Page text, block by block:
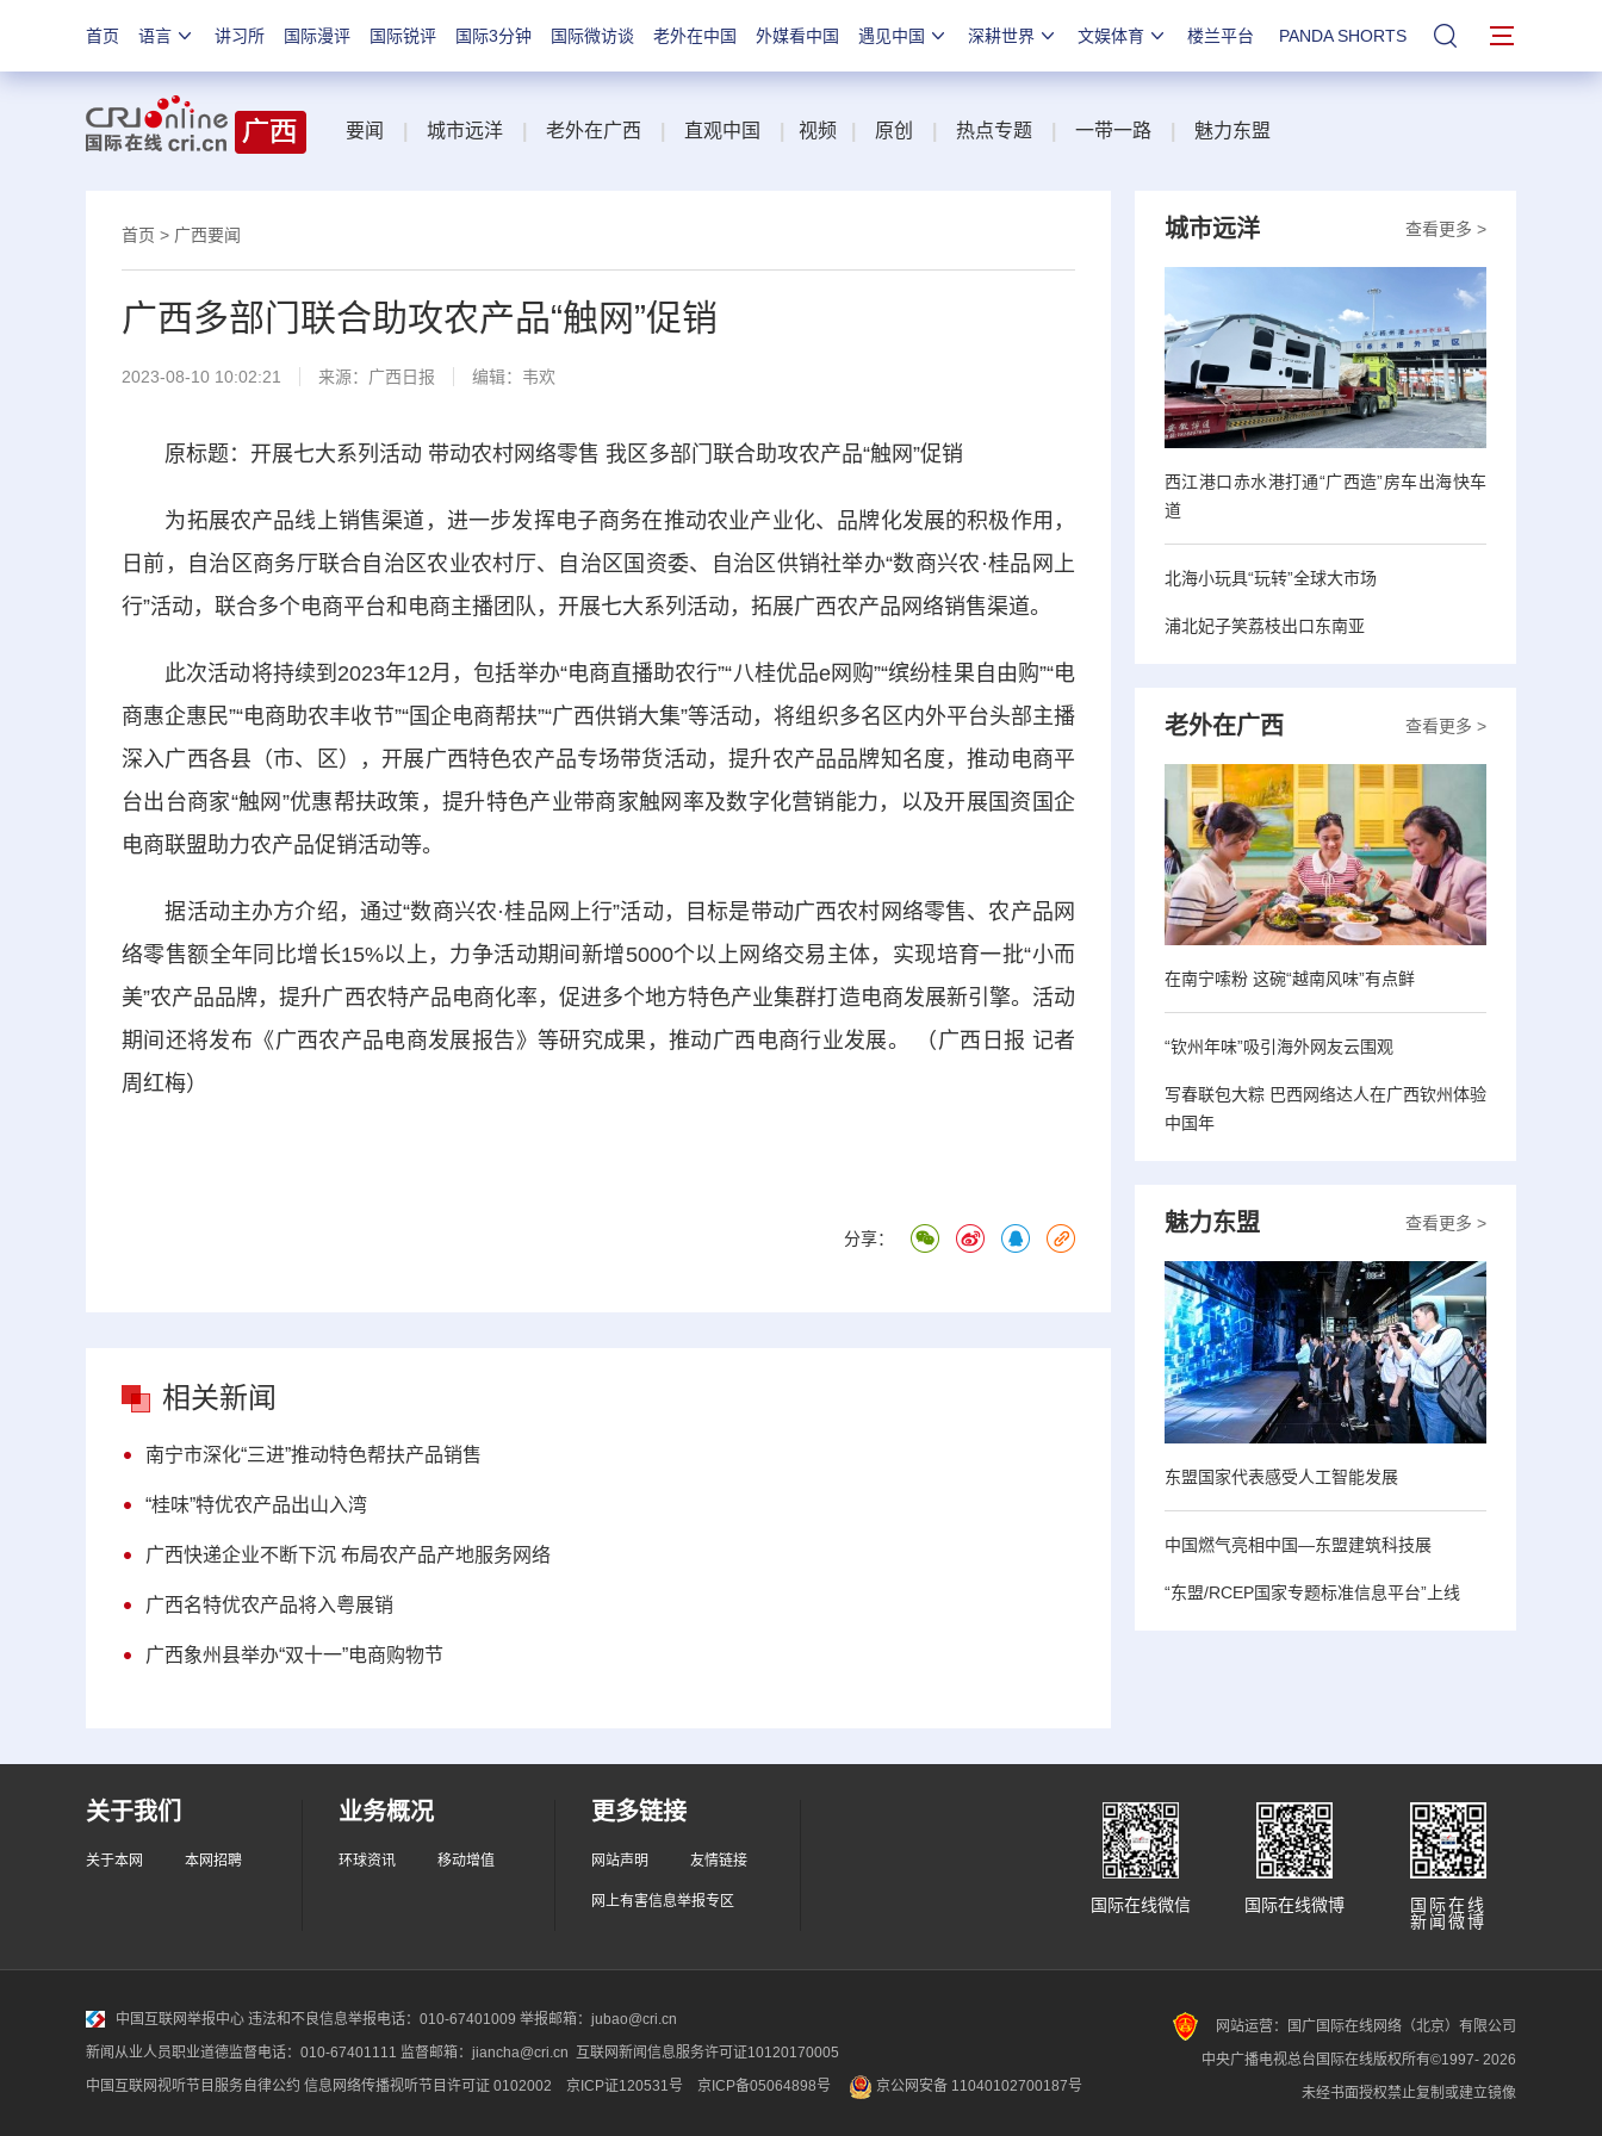
首页 语言 讲习所 国际漫评 国际锐评 国际3分钟 国际微访谈 老外在中国 外媒看中国 遇见中国 深耕世界 文娱体育 楼兰平台 PANDA SHORTS 站内搜索
要闻 城市远洋 老外在广西 直观中国 视频 原创 热点专题 一带一路 魅力东盟
首页 > 广西要闻
广西多部门联合助攻农产品“触网”促销
2023-08-10 10:02:21 来源： 广西日报 编辑：韦欢
原标题：开展七大系列活动 带动农村网络零售 我区多部门联合助攻农产品“触网”促销
为拓展农产品线上销售渠道，进一步发挥电子商务在推动农业产业化、品牌化发展的积极作用，
日前，自治区商务厅联合自治区农业农村厅、自治区国资委、自治区供销社举办“数商兴农·桂品网上
行”活动，联合多个电商平台和电商主播团队，开展七大系列活动，拓展广西农产品网络销售渠道。
此次活动将持续到2023年12月，包括举办“电商直播助农行”“八桂优品e网购”“缤纷桂果自由购”“电
商惠企惠民”“电商助农丰收节”“国企电商帮扶”“广西供销大集”等活动，将组织多名区内外平台头部主播
深入广西各县（市、区），开展广西特色农产品专场带货活动，提升农产品品牌知名度，推动电商平
台出台商家“触网”优惠帮扶政策，提升特色产业带商家触网率及数字化营销能力，以及开展国资国企
电商联盟助力农产品促销活动等。
据活动主办方介绍，通过“数商兴农·桂品网上行”活动，目标是带动广西农村网络零售、农产品网
络零售额全年同比增长15%以上，力争活动期间新增5000个以上网络交易主体，实现培育一批“小而
美”农产品品牌，提升广西农特产品电商化率，促进多个地方特色产业集群打造电商发展新引擎。活动
期间还将发布《广西农产品电商发展报告》等研究成果，推动广西电商行业发展。 （广西日报 记者
周红梅）
分享：
相关新闻
南宁市深化“三进”推动特色帮扶产品销售
“桂味”特优农产品出山入湾
广西快递企业不断下沉 布局农产品产地服务网络
广西名特优农产品将入粤展销
广西象州县举办“双十一”电商购物节
查看更多 >
城市远洋
西江港口赤水港打通“广西造”房车出海快车
道
北海小玩具“玩转”全球大市场
浦北妃子笑荔枝出口东南亚
查看更多 >
老外在广西
在南宁嗦粉 这碗“越南风味”有点鲜
“钦州年味”吸引海外网友云围观
写春联包大粽 巴西网络达人在广西钦州体验
中国年
查看更多 >
魅力东盟
东盟国家代表感受人工智能发展
中国燃气亮相中国—东盟建筑科技展
“东盟/RCEP国家专题标准信息平台”上线
关于我们
关于本网 本网招聘
业务概况
环球资讯 移动增值
更多链接
网站声明 友情链接
网上有害信息举报专区
国际在线
新闻微博
国际在线微博
国际在线微信
中国互联网举报中心 违法和不良信息举报电话：010-67401009 举报邮箱：jubao@cri.cn
新闻从业人员职业道德监督电话：010-67401111 监督邮箱：jiancha@cri.cn 互联网新闻信息服务许可证10120170005
中国互联网视听节目服务自律公约 信息网络传播视听节目许可证 0102002 京ICP证120531号 京ICP备05064898号 京公网安备 11040102700187号
网站运营：国广国际在线网络（北京）有限公司
中央广播电视总台国际在线版权所有©1997- 2026
未经书面授权禁止复制或建立镜像